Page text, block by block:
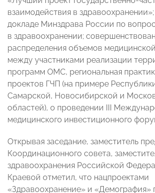
взаимодействия в
докладе Минздрава России по
в здравоохранении;
распределения объемов
между участниками реализации
программ ОМС, региональная
проектов ГЧП (на примере
Самарской, Новосибирской и
областей), о проведении III
медицинского инвестиционного
Открывая заседание, заместитель
Координационного совета,
здравоохранения Российской
Краевой отметил, что нацпроектами
«Здравоохранение» и «Демография»